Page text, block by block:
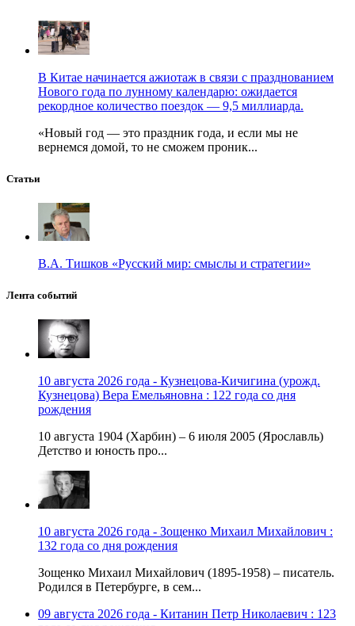
В Китае начинается ажиотаж в связи с празднованием
Нового года по лунному календарю: ожидается
рекордное количество поездок — 9,5 миллиарда.
«Новый год — это праздник года, и если мы не
вернемся домой, то не сможем проник...
Статьи
В.А. Тишков «Русский мир: смыслы и стратегии»
Лента событий
10 августа 2026 года - Кузнецова-Кичигина (урожд.
Кузнецова) Вера Емельяновна : 122 года со дня
рождения
10 августа 1904 (Харбин) – 6 июля 2005 (Ярославль)
Детство и юность про...
10 августа 2026 года - Зощенко Михаил Михайлович :
132 года со дня рождения
Зощенко Михаил Михайлович (1895-1958) – писатель.
Родился в Петербурге, в сем...
09 августа 2026 года - Китанин Петр Николаевич : 123